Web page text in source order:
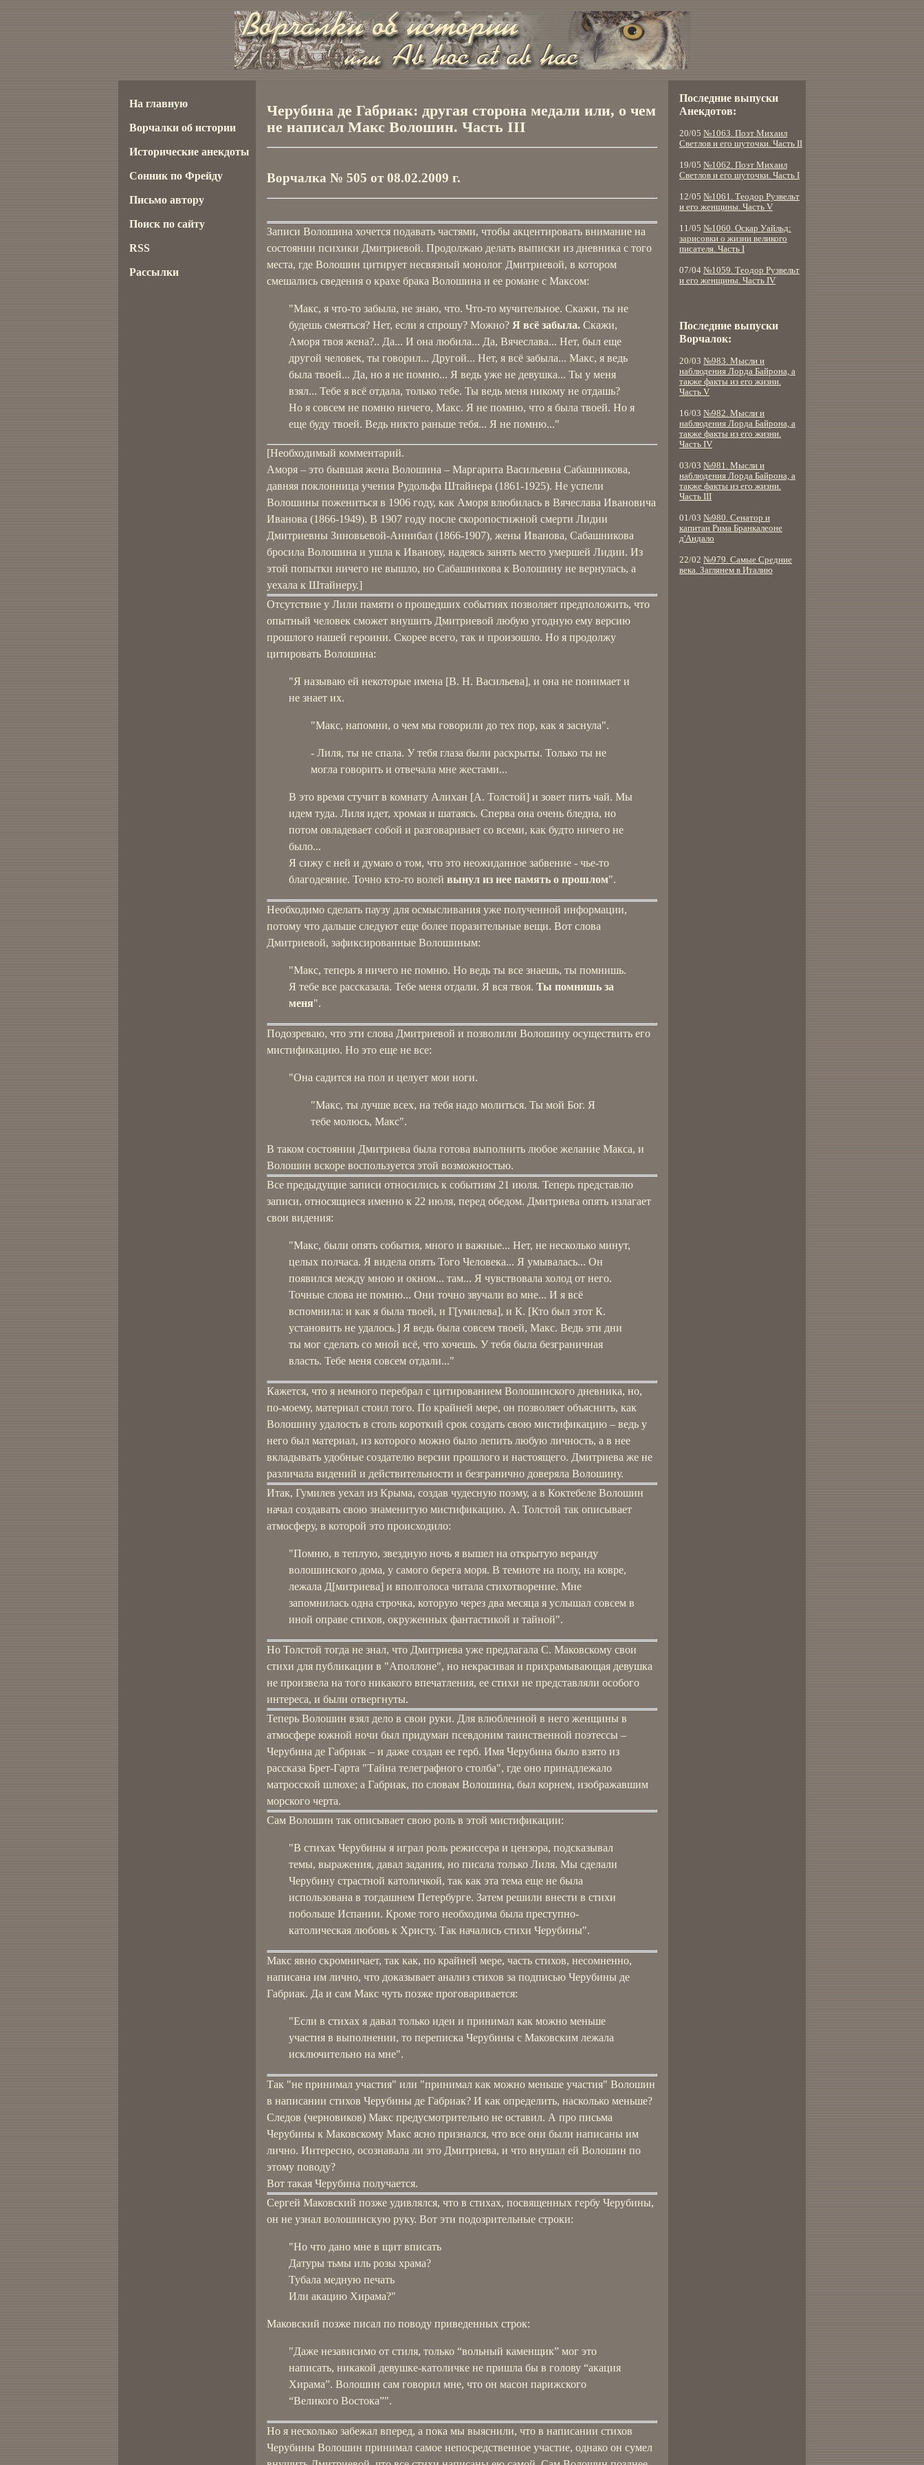
Черубина де Габриак: другая сторона медали или, о чем
не написал Макс Волошин. Часть III
Ворчалка № 505 от 08.02.2009 г.
Записи Волошина хочется подавать частями, чтобы акцентировать внимание на
состоянии психики Дмитриевой. Продолжаю делать выписки из дневника с того
места, где Волошин цитирует несвязный монолог Дмитриевой, в котором
смешались сведения о крахе брака Волошина и ее романе с Максом:
"Макс, я что-то забыла, не знаю, что. Что-то мучительное. Скажи, ты не
будешь смеяться? Нет, если я спрошу? Можно? Я всё забыла. Скажи,
Аморя твоя жена?.. Да... И она любила... Да, Вячеслава... Нет, был еще
другой человек, ты говорил... Другой... Нет, я всё забыла... Макс, я ведь
была твоей... Да, но я не помню... Я ведь уже не девушка... Ты у меня
взял... Тебе я всё отдала, только тебе. Ты ведь меня никому не отдашь?
Но я совсем не помню ничего, Макс. Я не помню, что я была твоей. Но я
еще буду твоей. Ведь никто раньше тебя... Я не помню..."
[Необходимый комментарий.
Аморя – это бывшая жена Волошина – Маргарита Васильевна Сабашникова,
давняя поклонница учения Рудольфа Штайнера (1861-1925). Не успели
Волошины пожениться в 1906 году, как Аморя влюбилась в Вячеслава Ивановича
Иванова (1866-1949). В 1907 году после скоропостижной смерти Лидии
Дмитриевны Зиновьевой-Аннибал (1866-1907), жены Иванова, Сабашникова
бросила Волошина и ушла к Иванову, надеясь занять место умершей Лидии. Из
этой попытки ничего не вышло, но Сабашникова к Волошину не вернулась, а
уехала к Штайнеру.]
Отсутствие у Лили памяти о прошедших событиях позволяет предположить, что
опытный человек сможет внушить Дмитриевой любую угодную ему версию
прошлого нашей героини. Скорее всего, так и произошло. Но я продолжу
цитировать Волошина:
"Я называю ей некоторые имена [В. Н. Васильева], и она не понимает и
не знает их.
"Макс, напомни, о чем мы говорили до тех пор, как я заснула".
- Лиля, ты не спала. У тебя глаза были раскрыты. Только ты не
могла говорить и отвечала мне жестами...
В это время стучит в комнату Алихан [А. Толстой] и зовет пить чай. Мы
идем туда. Лиля идет, хромая и шатаясь. Сперва она очень бледна, но
потом овладевает собой и разговаривает со всеми, как будто ничего не
было...
Я сижу с ней и думаю о том, что это неожиданное забвение - чье-то
благодеяние. Точно кто-то волей вынул из нее память о прошлом".
Необходимо сделать паузу для осмысливания уже полученной информации,
потому что дальше следуют еще более поразительные вещи. Вот слова
Дмитриевой, зафиксированные Волошиным:
"Макс, теперь я ничего не помню. Но ведь ты все знаешь, ты помнишь.
Я тебе все рассказала. Тебе меня отдали. Я вся твоя. Ты помнишь за
меня".
Подозреваю, что эти слова Дмитриевой и позволили Волошину осуществить его
мистификацию. Но это еще не все:
"Она садится на пол и целует мои ноги.
"Макс, ты лучше всех, на тебя надо молиться. Ты мой Бог. Я
тебе молюсь, Макс".
В таком состоянии Дмитриева была готова выполнить любое желание Макса, и
Волошин вскоре воспользуется этой возможностью.
Все предыдущие записи относились к событиям 21 июля. Теперь представлю
записи, относящиеся именно к 22 июля, перед обедом. Дмитриева опять излагает
свои видения:
"Макс, были опять события, много и важные... Нет, не несколько минут,
целых полчаса. Я видела опять Того Человека... Я умывалась... Он
появился между мною и окном... там... Я чувствовала холод от него.
Точные слова не помню... Они точно звучали во мне... И я всё
вспомнила: и как я была твоей, и Г[умилева], и К. [Кто был этот К.
установить не удалось.] Я ведь была совсем твоей, Макс. Ведь эти дни
ты мог сделать со мной всё, что хочешь. У тебя была безграничная
власть. Тебе меня совсем отдали..."
Кажется, что я немного перебрал с цитированием Волошинского дневника, но,
по-моему, материал стоил того. По крайней мере, он позволяет объяснить, как
Волошину удалость в столь короткий срок создать свою мистификацию – ведь у
него был материал, из которого можно было лепить любую личность, а в нее
вкладывать удобные создателю версии прошлого и настоящего. Дмитриева же не
различала видений и действительности и безгранично доверяла Волошину.
Итак, Гумилев уехал из Крыма, создав чудесную поэму, а в Коктебеле Волошин
начал создавать свою знаменитую мистификацию. А. Толстой так описывает
атмосферу, в которой это происходило:
"Помню, в теплую, звездную ночь я вышел на открытую веранду
волошинского дома, у самого берега моря. В темноте на полу, на ковре,
лежала Д[митриева] и вполголоса читала стихотворение. Мне
запомнилась одна строчка, которую через два месяца я услышал совсем в
иной оправе стихов, окруженных фантастикой и тайной".
Но Толстой тогда не знал, что Дмитриева уже предлагала С. Маковскому свои
стихи для публикации в "Аполлоне", но некрасивая и прихрамывающая девушка
не произвела на того никакого впечатления, ее стихи не представляли особого
интереса, и были отвергнуты.
Теперь Волошин взял дело в свои руки. Для влюбленной в него женщины в
атмосфере южной ночи был придуман псевдоним таинственной поэтессы –
Черубина де Габриак – и даже создан ее герб. Имя Черубина было взято из
рассказа Брет-Гарта "Тайна телеграфного столба", где оно принадлежало
матросской шлюхе; а Габриак, по словам Волошина, был корнем, изображавшим
морского черта.
Сам Волошин так описывает свою роль в этой мистификации:
"В стихах Черубины я играл роль режиссера и цензора, подсказывал
темы, выражения, давал задания, но писала только Лиля. Мы сделали
Черубину страстной католичкой, так как эта тема еще не была
использована в тогдашнем Петербурге. Затем решили внести в стихи
побольше Испании. Кроме того необходима была преступно-
католическая любовь к Христу. Так начались стихи Черубины".
Макс явно скромничает, так как, по крайней мере, часть стихов, несомненно,
написана им лично, что доказывает анализ стихов за подписью Черубины де
Габриак. Да и сам Макс чуть позже проговаривается:
"Если в стихах я давал только идеи и принимал как можно меньше
участия в выполнении, то переписка Черубины с Маковским лежала
исключительно на мне".
Так "не принимал участия" или "принимал как можно меньше участия" Волошин
в написании стихов Черубины де Габриак? И как определить, насколько меньше?
Следов (черновиков) Макс предусмотрительно не оставил. А про письма
Черубины к Маковскому Макс ясно признался, что все они были написаны им
лично. Интересно, осознавала ли это Дмитриева, и что внушал ей Волошин по
этому поводу?
Вот такая Черубина получается.
Сергей Маковский позже удивлялся, что в стихах, посвященных гербу Черубины,
он не узнал волошинскую руку. Вот эти подозрительные строки:
"Но что дано мне в щит вписать
Датуры тьмы иль розы храма?
Тубала медную печать
Или акацию Хирама?"
Маковский позже писал по поводу приведенных строк:
"Даже независимо от стиля, только “вольный каменщик” мог это
написать, никакой девушке-католичке не пришла бы в голову “акация
Хирама”. Волошин сам говорил мне, что он масон парижского
“Великого Востока”".
Но я несколько забежал вперед, а пока мы выяснили, что в написании стихов
Черубины Волошин принимал самое непосредственное участие, однако он сумел
На главную
Ворчалки об истории
Исторические анекдоты
Сонник по Фрейду
Письмо автору
Поиск по сайту
RSS
Рассылки
Последние выпуски
Анекдотов:
20/05 №1063. Поэт Михаил
Светлов и его шуточки. Часть II
19/05 №1062. Поэт Михаил
Светлов и его шуточки. Часть I
12/05 №1061. Теодор Рузвельт
и его женщины. Часть V
11/05 №1060. Оскар Уайльд:
зарисовки о жизни великого
писателя. Часть I
07/04 №1059. Теодор Рузвельт
и его женщины. Часть IV
Последние выпуски
Ворчалок:
20/03 №983. Мысли и
наблюдения Лорда Байрона, а
также факты из его жизни.
Часть V
16/03 №982. Мысли и
наблюдения Лорда Байрона, а
также факты из его жизни.
Часть IV
03/03 №981. Мысли и
наблюдения Лорда Байрона, а
также факты из его жизни.
Часть III
01/03 №980. Сенатор и
капитан Рима Бранкалеоне
д'Андало
22/02 №979. Самые Средние
века. Заглянем в Италию